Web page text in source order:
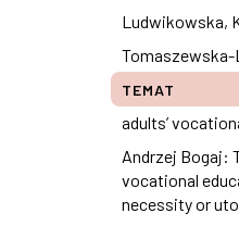
Ludwikowska,
Tomaszewska-
TEMAT
adults’
Andrzej Bogaj:
vocational
necessity or